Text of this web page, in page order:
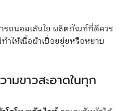
รถนอมเส้นใย ผลิตภัณฑ์ที่ดีควร
ำให้เนื้อผ้าเปื่อยยุ่ยหรือหยาบ
มขาวสะอาดในทุก